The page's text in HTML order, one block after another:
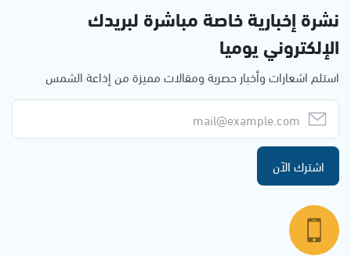
نشرة إخبارية خاصة مباشرة لبريدك
الإلكتروني يوميا
استلم اشعارات وأخبار حصرية ومقالات مميزة من إذاعة الشمس
اشترك الآن